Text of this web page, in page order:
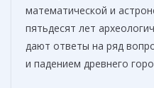
математической и
пятьдесят лет
дают ответы на ряд
и падением древнего